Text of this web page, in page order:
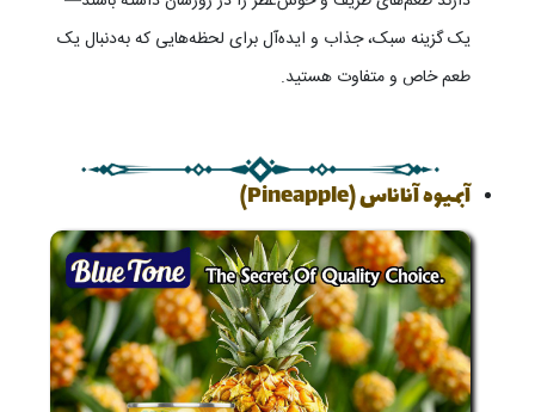
یک گزینه سبک، جذاب و ایده‌آل برای لحظه‌هایی که به‌دنبال یک
طعم خاص و متفاوت هستید.
آبمیوه آناناس (Pineapple)